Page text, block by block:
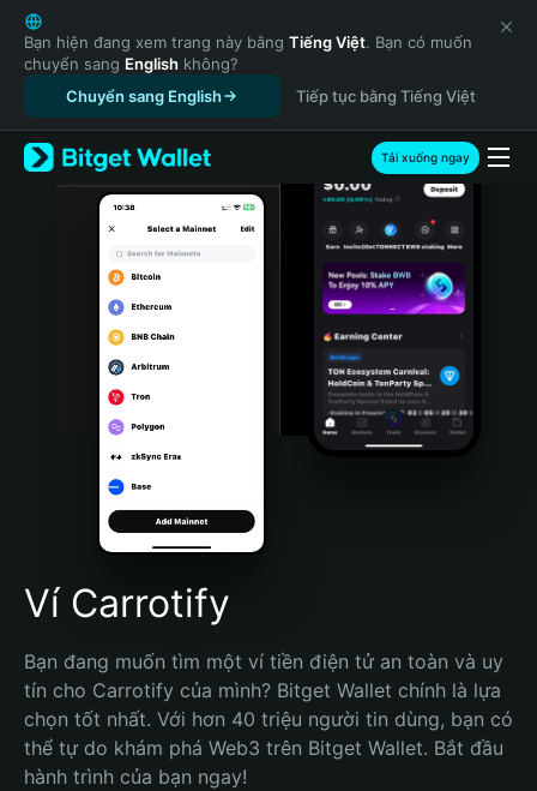
English
日本語
Tiếng Việt
Русский
Español (Latinoamérica)
Türkçe
Italiano
Português (Portugal)
Bahasa Indonesia
Português (Brasil)
Español (Argentina)
Bạn hiện đang xem trang này bằng Tiếng Việt. Bạn có muốn
chuyển sang English không?
Chuyển sang English
Tiếp tục bằng Tiếng Việt
Tải xuống ngay
Ví Carrotify
Bạn đang muốn tìm một ví tiền điện tử an toàn và uy
tín cho Carrotify của mình? Bitget Wallet chính là lựa
chọn tốt nhất. Với hơn 40 triệu người tin dùng, bạn có
thể tự do khám phá Web3 trên Bitget Wallet. Bắt đầu
hành trình của bạn ngay!